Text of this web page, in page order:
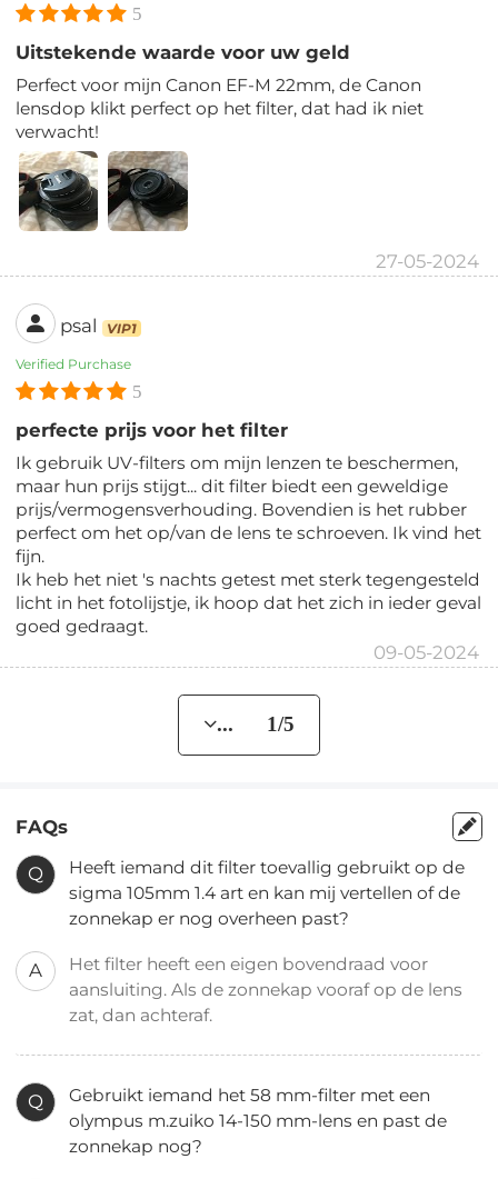
5
Uitstekende waarde voor uw geld
Perfect voor mijn Canon EF-M 22mm, de Canon
lensdop klikt perfect op het filter, dat had ik niet
verwacht!
27-05-2024
psal VIP1
Verified Purchase
5
perfecte prijs voor het filter
Ik gebruik UV-filters om mijn lenzen te beschermen,
maar hun prijs stijgt... dit filter biedt een geweldige
prijs/vermogensverhouding. Bovendien is het rubber
perfect om het op/van de lens te schroeven. Ik vind het
fijn.
Ik heb het niet 's nachts getest met sterk tegengesteld
licht in het fotolijstje, ik hoop dat het zich in ieder geval
goed gedraagt.
09-05-2024
... 1/5
FAQs
Q
Heeft iemand dit filter toevallig gebruikt op de
sigma 105mm 1.4 art en kan mij vertellen of de
zonnekap er nog overheen past?
A
Het filter heeft een eigen bovendraad voor
aansluiting. Als de zonnekap vooraf op de lens
zat, dan achteraf.
Q
Gebruikt iemand het 58 mm-filter met een
olympus m.zuiko 14-150 mm-lens en past de
zonnekap nog?